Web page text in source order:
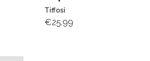
Tiffosi
€25.99